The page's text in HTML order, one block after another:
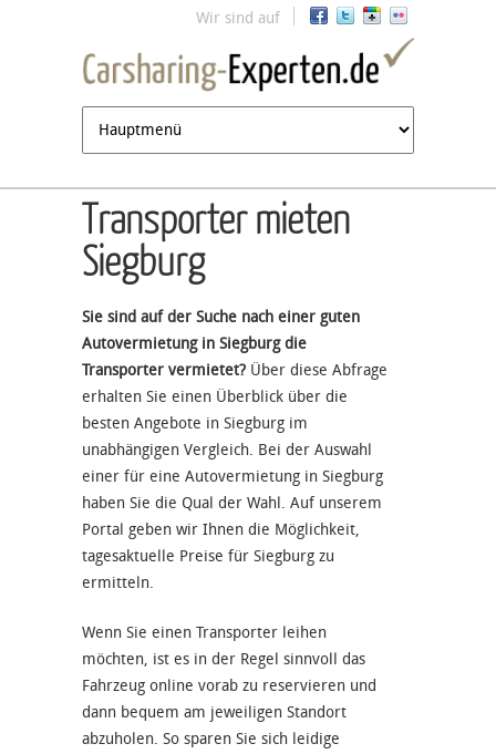
Jump to navigation
Wir sind auf
Transporter mieten
Siegburg
Sie sind auf der Suche nach einer guten
Autovermietung in Siegburg die
Transporter vermietet? Über diese Abfrage
erhalten Sie einen Überblick über die
besten Angebote in Siegburg im
unabhängigen Vergleich. Bei der Auswahl
einer für eine Autovermietung in Siegburg
haben Sie die Qual der Wahl. Auf unserem
Portal geben wir Ihnen die Möglichkeit,
tagesaktuelle Preise für Siegburg zu
ermitteln.
Wenn Sie einen Transporter leihen
möchten, ist es in der Regel sinnvoll das
Fahrzeug online vorab zu reservieren und
dann bequem am jeweiligen Standort
abzuholen. So sparen Sie sich leidige